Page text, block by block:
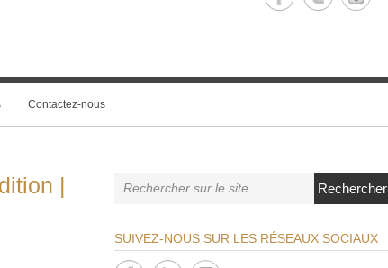
Contactez-nous
|
Rechercher
SUIVEZ-NOUS SUR LES RÉSEAUX SOCIAUX